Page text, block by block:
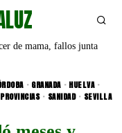
· GRANADA · HUELVA ·
PROVINCIAS · SANIDAD · SEVILLA